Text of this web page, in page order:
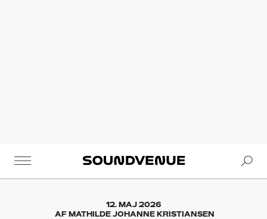
Soundvenue
12. MAJ 2026
AFMATHILDE JOHANNE KRISTIANSEN